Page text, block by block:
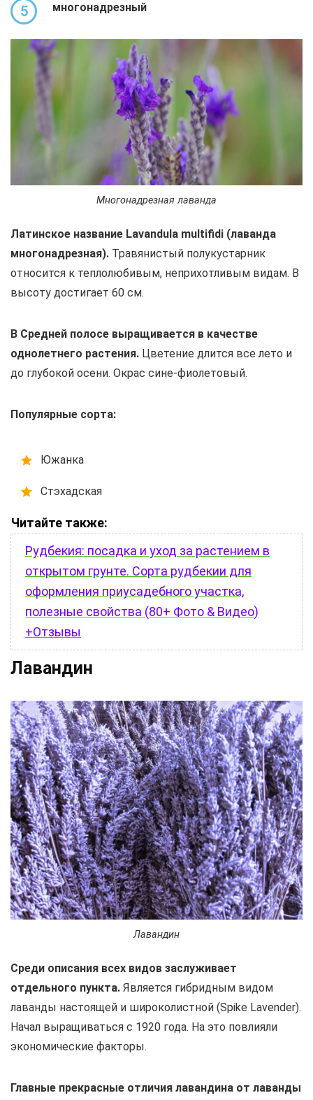
5 многонадрезный
Многонадрезная лаванда
Латинское название Lavandula multifidi (лаванда
многонадрезная). Травянистый полукустарник
относится к теплолюбивым, неприхотливым видам. В
высоту достигает 60 см.
В Средней полосе выращивается в качестве
однолетнего растения. Цветение длится все лето и
до глубокой осени. Окрас сине-фиолетовый.
Популярные сорта:
Южанка
Стэхадская
Читайте также:
Рудбекия: посадка и уход за растением в
открытом грунте. Сорта рудбекии для
оформления приусадебного участка,
полезные свойства (80+ Фото & Видео)
+Отзывы
Лавандин
Лавандин
Среди описания всех видов заслуживает
отдельного пункта. Является гибридным видом
лаванды настоящей и широколистной (Spike Lavender).
Начал выращиваться с 1920 года. На это повлияли
экономические факторы.
Главные прекрасные отличия лавандина от лаванды